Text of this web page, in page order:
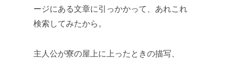
ージにある文章に引っかかって、あれこれ
検索してみたから。
主人公が寮の屋上に上ったときの描写、